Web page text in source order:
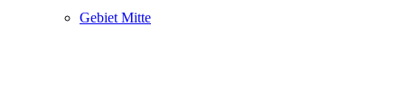
Gebiet Mitte